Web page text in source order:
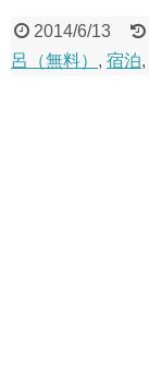
2014/6/13
呂（無料） , 宿泊,